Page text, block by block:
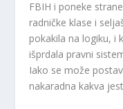
FBIH i poneke
radničke klase i
pokakila na logiku, i
išprdala pravni
Iako se može
nakaradna kakva